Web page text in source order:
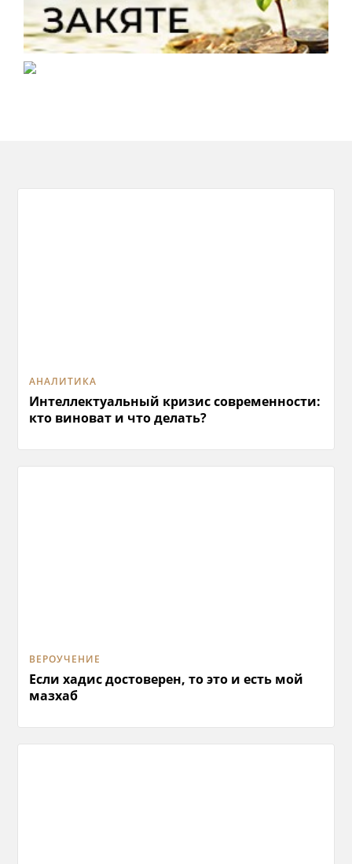
АНАЛИТИКА
Интеллектуальный кризис современности:
кто виноват и что делать?
ВЕРОУЧЕНИЕ
Если хадис достоверен, то это и есть мой
мазхаб